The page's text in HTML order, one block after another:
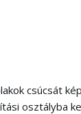
csúcsát
osztályba